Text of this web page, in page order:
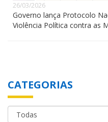
26/03/2026
Governo lança Protocolo
Violência Política contra as
CATEGORIAS